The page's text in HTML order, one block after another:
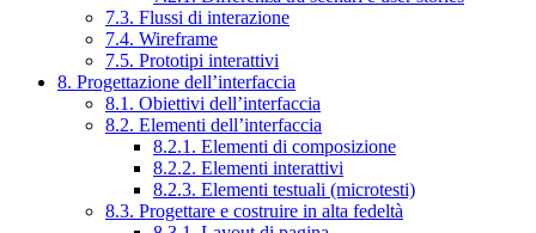
7.3. Flussi di interazione
7.4. Wireframe
7.5. Prototipi interattivi
8. Progettazione dell’interfaccia
8.1. Obiettivi dell’interfaccia
8.2. Elementi dell’interfaccia
8.2.1. Elementi di composizione
8.2.2. Elementi interattivi
8.2.3. Elementi testuali (microtesti)
8.3. Progettare e costruire in alta fedeltà